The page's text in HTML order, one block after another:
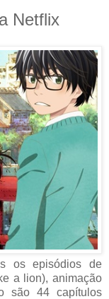
Netflix
os episódios de
a lion), animação
são 44 capítulos